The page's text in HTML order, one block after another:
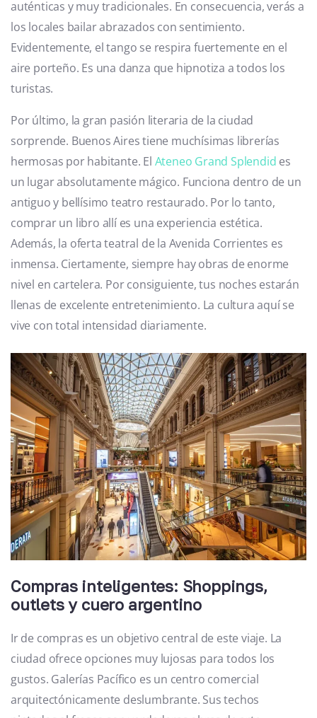
auténticas y muy tradicionales. En consecuencia, verás a
los locales bailar abrazados con sentimiento.
Evidentemente, el tango se respira fuertemente en el
aire porteño. Es una danza que hipnotiza a todos los
turistas.
Por último, la gran pasión literaria de la ciudad
sorprende. Buenos Aires tiene muchísimas librerías
hermosas por habitante. El Ateneo Grand Splendid es
un lugar absolutamente mágico. Funciona dentro de un
antiguo y bellísimo teatro restaurado. Por lo tanto,
comprar un libro allí es una experiencia estética.
Además, la oferta teatral de la Avenida Corrientes es
inmensa. Ciertamente, siempre hay obras de enorme
nivel en cartelera. Por consiguiente, tus noches estarán
llenas de excelente entretenimiento. La cultura aquí se
vive con total intensidad diariamente.
Compras inteligentes: Shoppings,
outlets y cuero argentino
Ir de compras es un objetivo central de este viaje. La
ciudad ofrece opciones muy lujosas para todos los
gustos. Galerías Pacífico es un centro comercial
arquitectónicamente deslumbrante. Sus techos